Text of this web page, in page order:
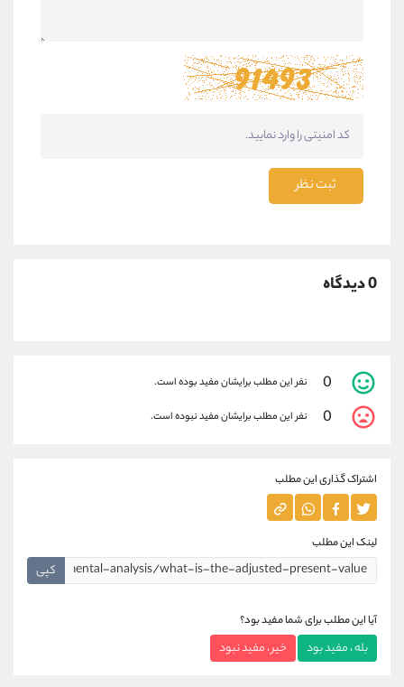
ثبت نظر
0 دیدگاه
0 نفر این مطلب برایشان مفید بوده است.
0 نفر این مطلب برایشان مفید نبوده است.
اشتراک گذاری این مطلب
لینک این مطلب
کپی
آیا این مطلب برای شما مفید بود؟
بله ، مفید بود خیر ، مفید نبود